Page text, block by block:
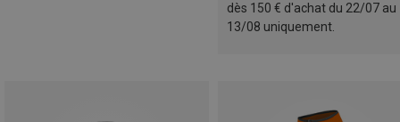
dès 150 € d'achat du 22/07 au
13/08 uniquement.